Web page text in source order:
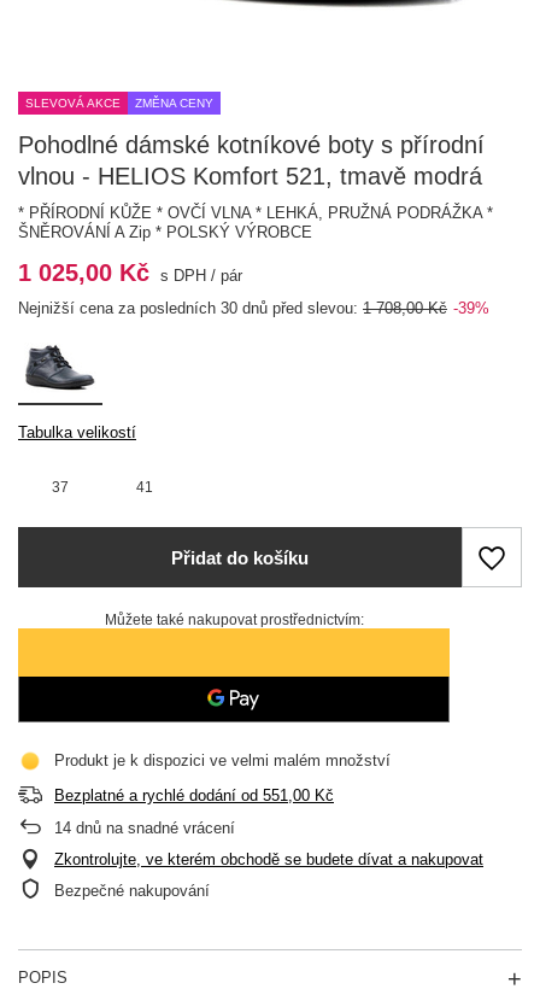
SLEVOVÁ AKCE ZMĚNA CENY
Pohodlné dámské kotníkové boty s přírodní
vlnou - HELIOS Komfort 521, tmavě modrá
* PŘÍRODNÍ KŮŽE * OVČÍ VLNA * LEHKÁ, PRUŽNÁ PODRÁŽKA *
ŠNĚROVÁNÍ A Zip * POLSKÝ VÝROBCE
37 41
Tabulka velikostí
1 025,00 Kč s DPH / pár
Nejnižší cena za posledních 30 dnů před slevou: 1 708,00 Kč -39%
Přidat do košíku
Můžete také nakupovat prostřednictvím:
Produkt je k dispozici ve velmi malém množství
Bezplatné a rychlé dodání od 551,00 Kč
14 dnů na snadné vrácení
Zkontrolujte, ve kterém obchodě se budete dívat a nakupovat
Bezpečné nakupování
POPIS